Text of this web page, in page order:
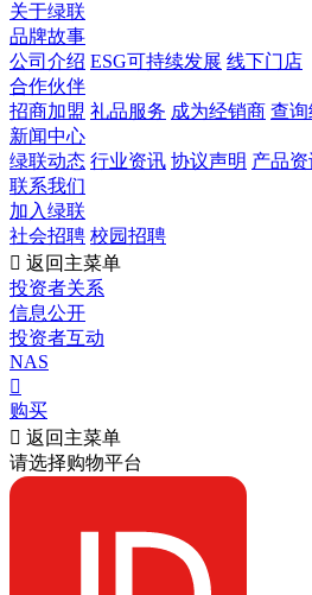
关于绿联
品牌故事
公司介绍 ESG可持续发展 线下门店
合作伙伴
招商加盟 礼品服务 成为经销商 查
新闻中心
绿联动态 行业资讯 协议声明 产品
联系我们
加入绿联
社会招聘 校园招聘
 返回主菜单
投资者关系
信息公开
投资者互动
NAS

购买
 返回主菜单
请选择购物平台